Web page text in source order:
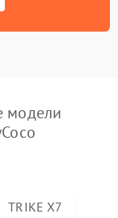
модели
TRIKE X7